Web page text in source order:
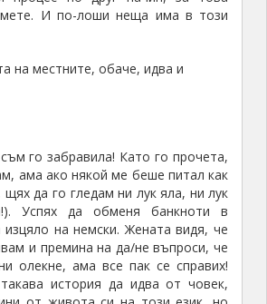
И по-лоши неща има в този
на местните, обаче, идва и
го забравила! Като го прочета,
ама ако някой ме беше питал как
щях да го гледам ни лук яла, ни лук
Успях да обменя банкноти в
изцяло на немски. Жената видя, че
и премина на да/не въпроси, че
олекне, ама все пак се справих!
история да идва от човек,